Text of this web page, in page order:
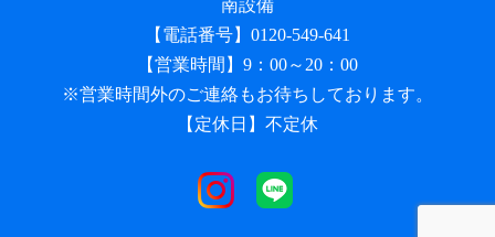
南設備
【電話番号】0120-549-641
【営業時間】9：00～20：00
※営業時間外のご連絡もお待ちしております。
【定休日】不定休